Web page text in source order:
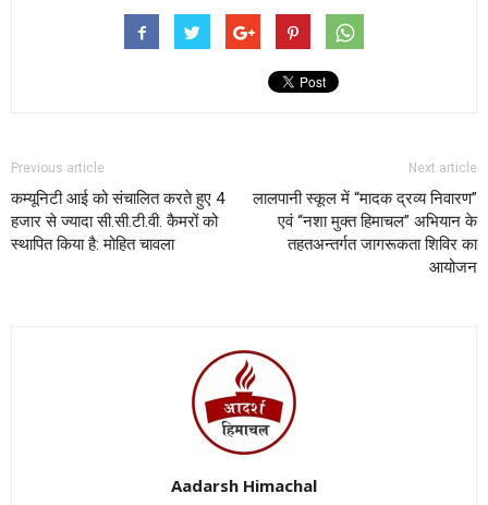
Previous article
कम्यूनिटी आई को संचालित करते हुए 4
हजार से ज्यादा सी.सी.टी.वी. कैमरों को
स्थापित किया है: मोहित चावला
Next article
लालपानी स्कूल में “मादक द्रव्य निवारण”
एवं “नशा मुक्त हिमाचल” अभियान के
तहतअन्तर्गत जागरूकता शिविर का
आयोजन
Aadarsh Himachal